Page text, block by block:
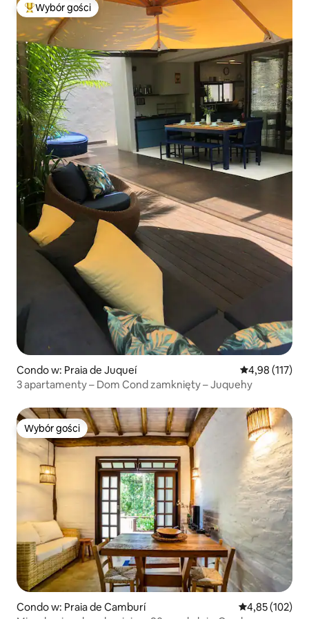
Najpopularniejsze z kategorii Wybór gości
Wybór gości
Condo w: Praia de Juqueí Średnia
4,98 (117)
3 apartamenty – Dom Cond zamknięty – Juquehy
Wybór gości
Wybór gości
Condo w: Praia de Camburí Średnia
4,85 (102)